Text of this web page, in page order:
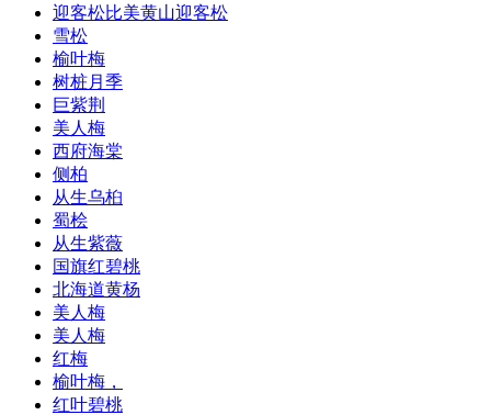
迎客松比美黄山迎客松
雪松
榆叶梅
树桩月季
巨紫荆
美人梅
西府海棠
侧柏
从生乌桕
蜀桧
从生紫薇
国旗红碧桃
北海道黄杨
美人梅
美人梅
红梅
榆叶梅，
红叶碧桃